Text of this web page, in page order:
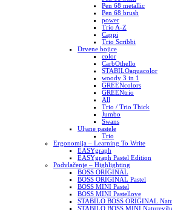
Pen 68 metallic
Pen 68 brush
power
Trio A-Z
Cappi
Trio Scribbi
Drvene bojice
color
CarbOthello
STABILOaquacolor
woody 3 in 1
GREENcolors
GREENtrio
All
Trio / Trio Thick
Jumbo
Swans
Uljane pastele
Trio
Ergonomija – Learning To Write
EASYgraph
EASYgraph Pastel Edition
Podvlačenje – Highlighting
BOSS ORIGINAL
BOSS ORIGINAL Pastel
BOSS MINI Pastel
BOSS MINI Pastellove
STABILO BOSS ORIGINAL
STABILO BOSS MINI